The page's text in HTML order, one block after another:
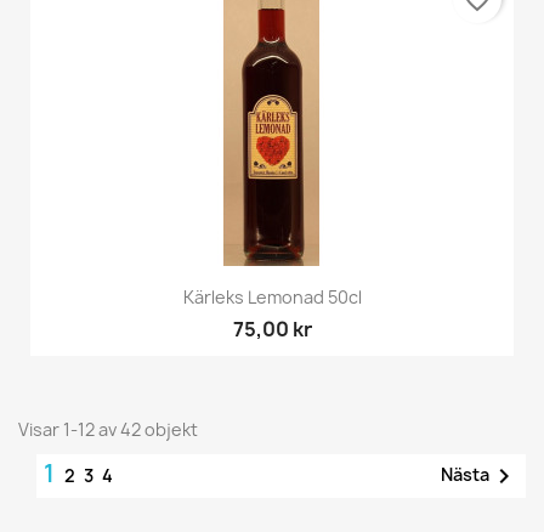
Kärleks Lemonad 50cl
75,00 kr
Visar 1-12 av 42 objekt
1 2 3 4 Nästa 